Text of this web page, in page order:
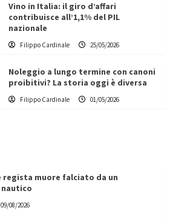
Vino in Italia: il giro d’affari
contribuisce all’1,1% del PIL
nazionale
Filippo Cardinale 25/05/2026
Noleggio a lungo termine con canoni
proibitivi? La storia oggi è diversa
Filippo Cardinale 01/05/2026
regista muore falciato da un
nautico
09/08/2026